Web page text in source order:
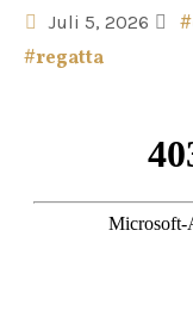
Juli 5, 2026
#regatta